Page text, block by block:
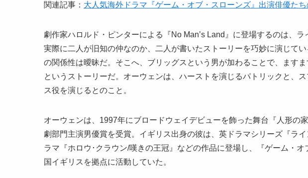
関連記事： 大人気海外ドラマ『ゲーム・オブ・スローンズ』出演俳優たち
劇作家ハロルド・ピンターによる『No Man’s Land』に登場するのは、ラ
実際に二人が旧知の仲なのか、二人が書いたストーリーを巧妙に演じて
の関係性は曖昧だ。そこへ、ブリッグスという男が加わることで、ます
というストーリーだ。オーウェンは、ハーストを演じるパトリックと、
ス役を演じるとのこと。
オーウェンは、1997年にブロードウェイデビューを飾った舞台『人形の
劇部門主演男優賞を受賞。イギリス出身の彼は、英ドラマシリーズ『ラ
ラマ『ホロウ･クラウン/嘆きの王冠』などの作品に登場し、『ゲーム・
国イギリスを拠点に活動していた。